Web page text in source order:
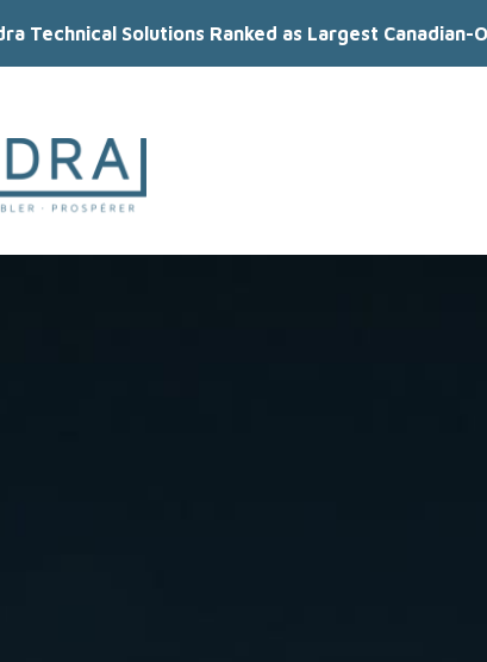
Technical Solutions Ranked as Largest Canadian-